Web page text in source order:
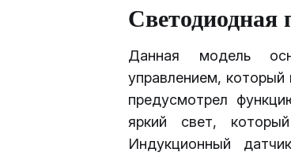
Светодиодная
Данная модель
управлением, который
предусмотрел
яркий свет,
Индукционный